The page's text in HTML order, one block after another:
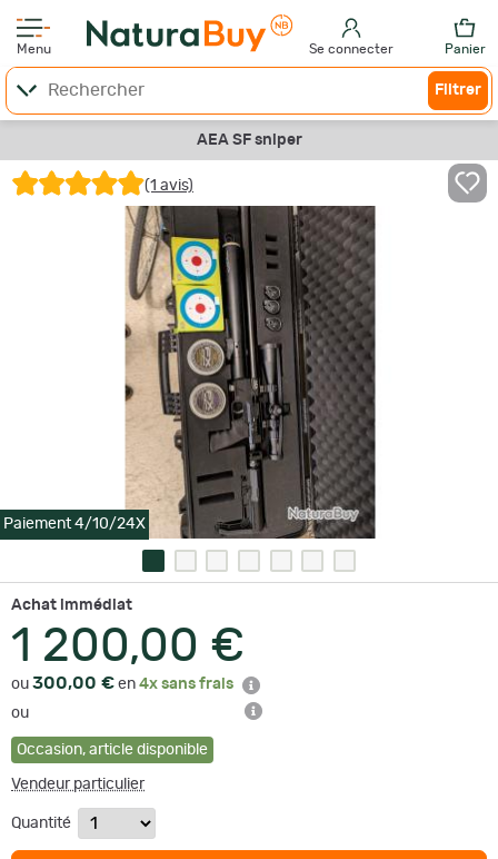
Menu Se connecter Panier
Filtrer
AEA SF sniper
(1 avis)
Paiement 4/10/24X
Achat immédiat
1 200,00 €
ou 300,00 € en 4x sans frais
ou
Occasion, article disponible
Vendeur particulier
Quantité